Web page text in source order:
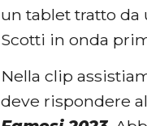
un tablet tratto da
Scotti in onda
Nella clip
deve rispondere